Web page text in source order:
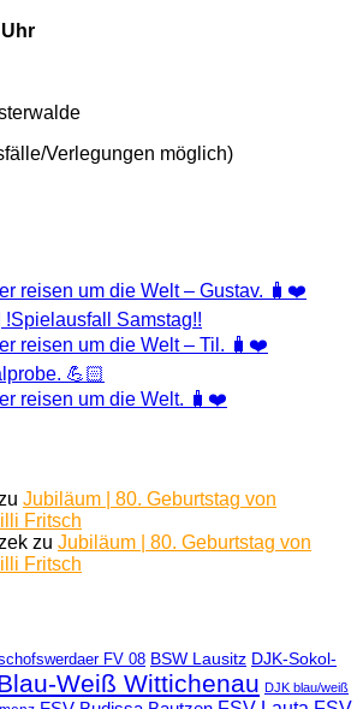
Verlegungen möglich)
reisen um die Welt – Gustav. 🧳❤️
!Spielausfall Samstag!!
reisen um die Welt – Til. 🧳❤️
💪🏻
reisen um die Welt. 🧳❤️
Jubiläum | 80. Geburtstag von
Fritsch
zu Jubiläum | 80. Geburtstag von
Fritsch
FV 08 BSW Lausitz DJK-Sokol-
Weiß Wittichenau DJK blau/weiß